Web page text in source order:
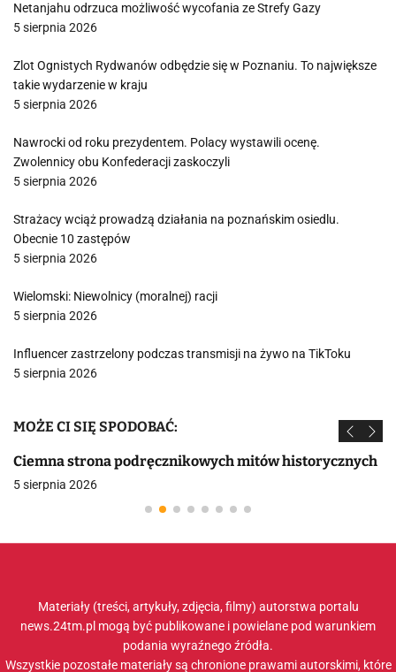
Netanjahu odrzuca możliwość wycofania ze Strefy Gazy
5 sierpnia 2026
Zlot Ognistych Rydwanów odbędzie się w Poznaniu. To największe
takie wydarzenie w kraju
5 sierpnia 2026
Nawrocki od roku prezydentem. Polacy wystawili ocenę.
Zwolennicy obu Konfederacji zaskoczyli
5 sierpnia 2026
Strażacy wciąż prowadzą działania na poznańskim osiedlu.
Obecnie 10 zastępów
5 sierpnia 2026
Wielomski: Niewolnicy (moralnej) racji
5 sierpnia 2026
Influencer zastrzelony podczas transmisji na żywo na TikToku
5 sierpnia 2026
MOŻE CI SIĘ SPODOBAĆ:
Ciemna strona podręcznikowych mitów historycznych
5 sierpnia 2026
Materiały (treści, artykuły, zdjęcia, filmy) autorstwa portalu
news.24tm.pl mogą być publikowane i powielane pod warunkiem
podania wyraźnego źródła.
Wszystkie pozostałe materiały są chronione prawami autorskimi, które